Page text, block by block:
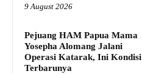
9 August 2026
Pejuang HAM Papua Mama
Yosepha Alomang Jalani
Operasi Katarak, Ini Kondisi
Terbarunya